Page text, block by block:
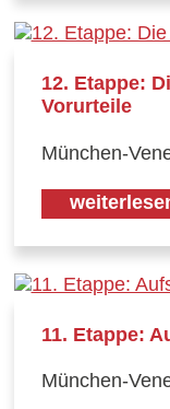
12. Etappe:
Vorurteile
München-
11. Etappe:
München-